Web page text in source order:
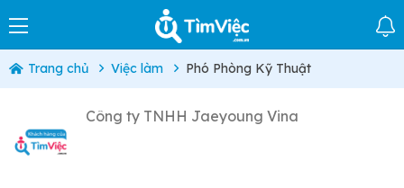
Trang chủ Việc làm Phó Phòng Kỹ Thuật
Công ty TNHH Jaeyoung Vina